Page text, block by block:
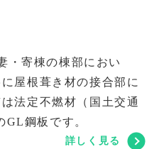
・寄棟の棟部におい
屋根葺き材の接合部に
法定不燃材（国土交通
鋼板です。
詳しく見る